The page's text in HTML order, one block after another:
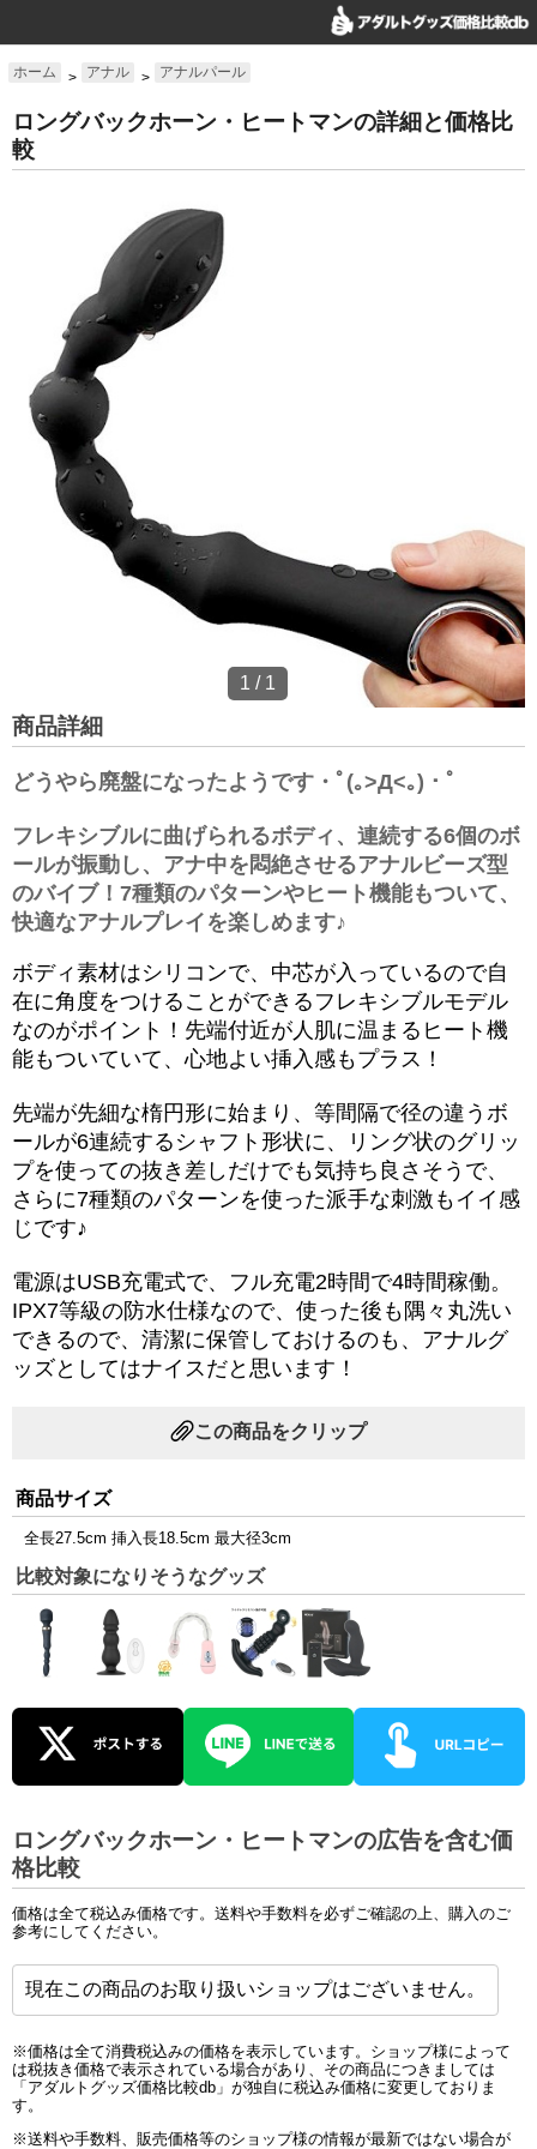
ホーム > アナル > アナルパール
ロングバックホーン・ヒートマンの詳細と価格比
較
1 / 1
商品詳細
どうやら廃盤になったようです・ﾟ(｡>Д<｡)・ﾟ
フレキシブルに曲げられるボディ、連続する6個のボ
ールが振動し、アナ中を悶絶させるアナルビーズ型
のバイブ！7種類のパターンやヒート機能もついて、
快適なアナルプレイを楽しめます♪
ボディ素材はシリコンで、中芯が入っているので自
在に角度をつけることができるフレキシブルモデル
なのがポイント！先端付近が人肌に温まるヒート機
能もついていて、心地よい挿入感もプラス！
先端が先細な楕円形に始まり、等間隔で径の違うボ
ールが6連続するシャフト形状に、リング状のグリッ
プを使っての抜き差しだけでも気持ち良さそうで、
さらに7種類のパターンを使った派手な刺激もイイ感
じです♪
電源はUSB充電式で、フル充電2時間で4時間稼働。
IPX7等級の防水仕様なので、使った後も隅々丸洗い
できるので、清潔に保管しておけるのも、アナルグ
ッズとしてはナイスだと思います！
この商品をクリップ
商品サイズ
全長27.5cm 挿入長18.5cm 最大径3cm
比較対象になりそうなグッズ
ロングバックホーン・ヒートマンの広告を含む価
格比較
価格は全て税込み価格です。送料や手数料を必ずご確認の上、購入のご
参考にしてください。
現在この商品のお取り扱いショップはございません。
※価格は全て消費税込みの価格を表示しています。ショップ様によって
は税抜き価格で表示されている場合があり、その商品につきましては
「アダルトグッズ価格比較db」が独自に税込み価格に変更しておりま
す。
※送料や手数料、販売価格等のショップ様の情報が最新ではない場合が